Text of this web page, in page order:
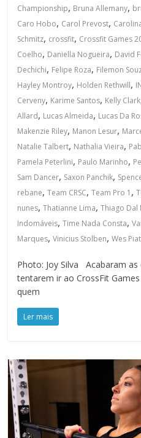
Championship, Bruna Allemany,
Caro Hobo, Carol Prevost,
Schmitz, crossfit, Crossfit Games
Coelho, Daniella Nogueira, David
Dechichi, Felipe Roza, Filemon
Hayley Montroy, Holden Rethwill,
Cerveny, Karime Santos, Kelly Clark
Allard, Lucas Almeida, Lucas Da
Makenzie Riley, Manon Lesur,
Natalie Talbert, Nathalia Vieira,
Pamela Peterlini, Paulo Marinho,
Sam Dancer, Saxon Panchik,
rebane,Team CRSC,Team Pro 1 ,
nunes,Thatianne Lima,Thiago Dal
Indomáveis,Time Nada Consta,
Marques,Vinicius Stolben,Wes
Photo: Joy Silva Acabaram
tentarem ir ao CrossFit
quem
Ler mais